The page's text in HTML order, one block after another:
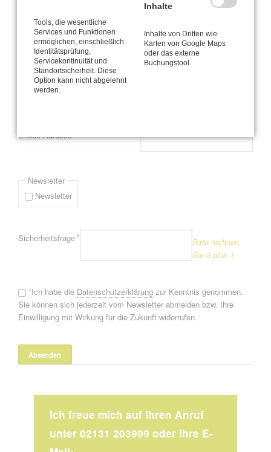
Newsletter-Anmeldung
Bitte informieren Sie mich via E-Mail (durchschnittlich etwa einmal
pro Monat) über Neuigkeiten und Angebote zur CANTIENICA® -
E-Mail-Adresse*
Newsletter
Newsletter
Pflichtfeld
Sicherheitsfrage*
Bitte rechnen
Sie 3 plus 1.
*Ich habe die Datenschutzerklärungzur Kenntnis genommen.
Sie können sich jederzeit vom Newsletter abmelden bzw. Ihre
Einwilligung mit Wirkung für die Zukunft widerrufen.
Ich freue mich auf Ihren Anruf
unter 02131 203999 oder Ihre E-
Tools, die wesentliche
Services und Funktionen
ermöglichen, einschließlich
Identitätsprüfung,
Servicekontinuität und
Standortsicherheit. Diese
Option kann nicht abgelehnt
werden.
Inhalte
Inhalte von Dritten wie
Karten von Google Maps
oder das externe
Buchungstool.